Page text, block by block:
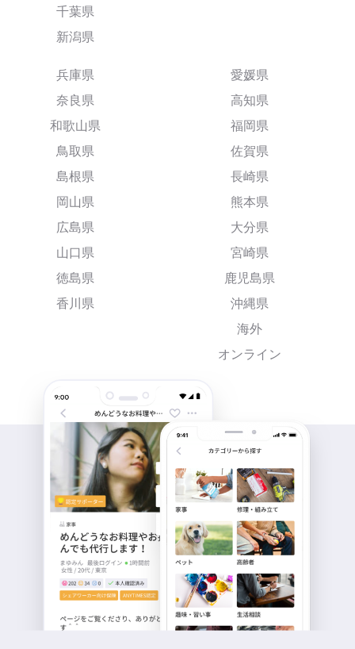
千葉県
新潟県
兵庫県
奈良県
和歌山県
鳥取県
島根県
岡山県
広島県
山口県
徳島県
香川県
愛媛県
高知県
福岡県
佐賀県
長崎県
熊本県
大分県
宮崎県
鹿児島県
沖縄県
海外
オンライン